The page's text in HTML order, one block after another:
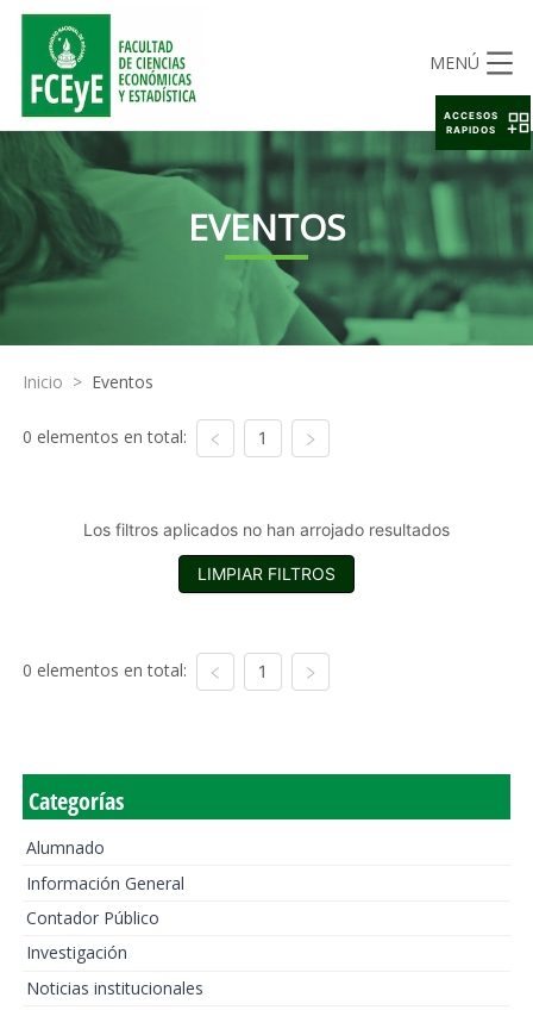
MENÚ
EVENTOS
Inicio > Eventos
0 elementos en total: 1
Los filtros aplicados no han arrojado resultados
LIMPIAR FILTROS
0 elementos en total: 1
Categorías
Alumnado
Información General
Contador Público
Investigación
Noticias institucionales
ACCESOS
RAPIDOS